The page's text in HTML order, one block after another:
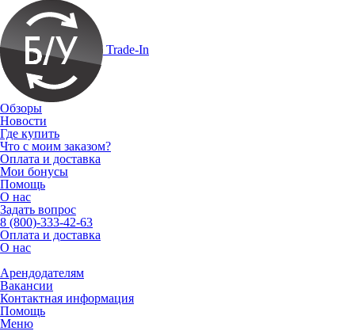
Trade-In
Обзоры
Новости
Где купить
Что с моим заказом?
Оплата и доставка
Мои бонусы
Помощь
О нас
Задать вопрос
8 (800)-333-42-63
Оплата и доставка
О нас
Арендодателям
Вакансии
Контактная информация
Помощь
Меню